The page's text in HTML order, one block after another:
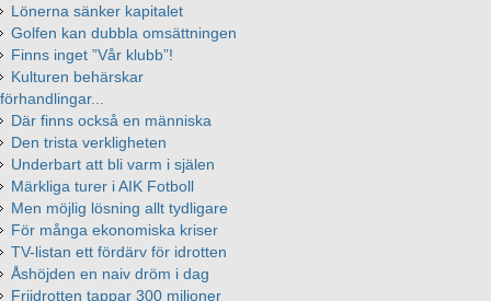
Lönerna sänker kapitalet
Golfen kan dubbla omsättningen
Finns inget ”Vår klubb”!
Kulturen behärskar
förhandlingar...
Där finns också en människa
Den trista verkligheten
Underbart att bli varm i själen
Märkliga turer i AIK Fotboll
Men möjlig lösning allt tydligare
För många ekonomiska kriser
TV-listan ett fördärv för idrotten
Åshöjden en naiv dröm i dag
Friidrotten tappar 300 miljoner